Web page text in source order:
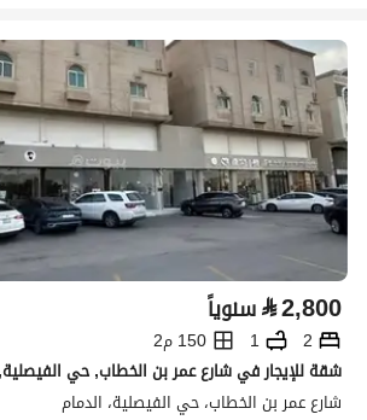
⃁2,800 سنوياً
2
1
150 م2
شارع عمر بن الخطاب، حي الفيصلية، الدمام